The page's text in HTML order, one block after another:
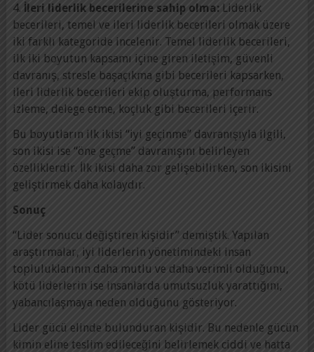
4. İleri liderlik becerilerine sahip olma:Liderlik
becerileri, temel ve ileri liderlik becerileri olmak üzere
iki farklı kategoride incelenir. Temel liderlik becerileri,
ilk iki boyutun kapsamı içine giren iletişim, güvenli
davranış, stresle başaçıkma gibi becerileri kapsarken,
ileri liderlik becerileri ekip oluşturma, performans
izleme, delege etme, koçluk gibi becerileri içerir.
Bu boyutların ilk ikisi “iyi geçinme” davranışıyla ilgili,
son ikisi ise “öne geçme” davranışını belirleyen
özelliklerdir. İlk ikisi daha zor gelişebilirken, son ikisini
geliştirmek daha kolaydır.
Sonuç
“Lider sonucu değiştiren kişidir” demiştik. Yapılan
araştırmalar, iyi liderlerin yönetimindeki insan
topluluklarının daha mutlu ve daha verimli olduğunu,
kötü liderlerin ise insanlarda umutsuzluk yarattığını,
yabancılaşmaya neden olduğunu gösteriyor.
Lider gücü elinde bulunduran kişidir. Bu nedenle gücün
kimin eline teslim edileceğini belirlemek ciddi ve hatta